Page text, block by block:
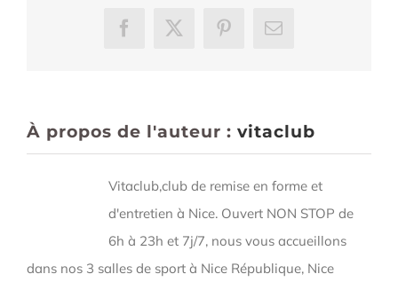
Facebook
X PinterestEmail
À propos de l'auteur : vitaclub
Vitaclub,club de remise en forme et
d'entretien à Nice. Ouvert NON STOP de
6h à 23h et 7j/7, nous vous accueillons
dans nos 3 salles de sport à Nice République, Nice